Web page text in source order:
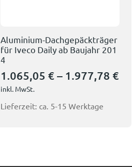
Aluminium-Dachgepäckträger
für Iveco Daily ab Baujahr 201
4
1.065,05 € – 1.977,78 €
inkl. MwSt.
Lieferzeit: ca. 5-15 Werktage